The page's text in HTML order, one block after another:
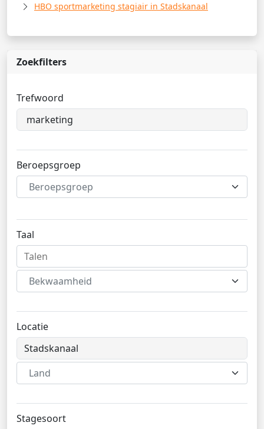
HBO sportmarketing stagiair in Stadskanaal
Zoekfilters
Trefwoord
Beroepsgroep
Beroepsgroep
Taal
Bekwaamheid
Locatie
Land
Stagesoort